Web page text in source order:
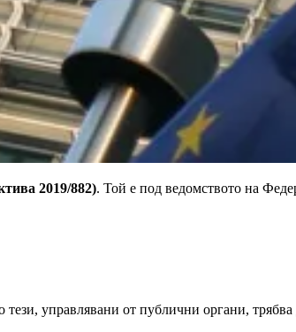
2019/882). Той е под ведомството на
управлявани от публични органи, трябва